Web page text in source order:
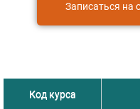
Записаться на
Код курса